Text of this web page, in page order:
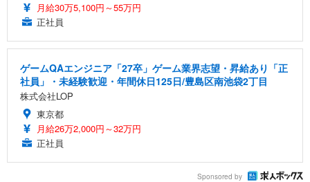
月給30万5,100円～55万円
正社員
ゲームQAエンジニア「27卒」ゲーム業界志望・昇給あり「正
社員」・未経験歓迎・年間休日125日/豊島区南池袋2丁目
株式会社LOP
東京都
月給26万2,000円～32万円
正社員
Sponsored by